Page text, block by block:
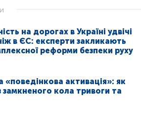
на дорогах в Україні удвічі
в ЄС: експерти закликають
реформи безпеки руху
«поведінкова активація»: як
замкненого кола тривоги та